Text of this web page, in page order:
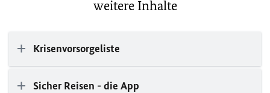
weitere Inhalte
Krisenvorsorgeliste
Sicher Reisen - die App